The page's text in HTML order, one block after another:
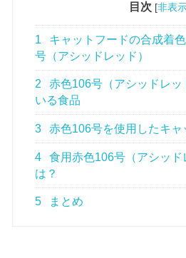
目次 [非表
1
キャットフードの合成着
号（アシッドレッド）
2
赤色106号（アシッドレッ
いる食品
3 赤色106号を使用したキャ
4
食用赤色106号（アシッド
は？
5 まとめ